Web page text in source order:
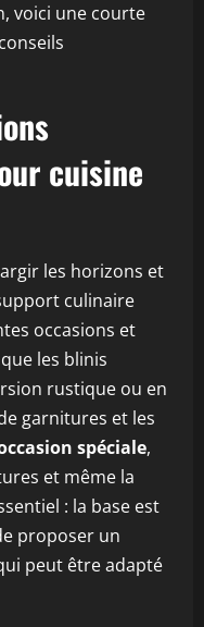
voici une courte
cuisine
les horizons et
culinaire
occasions et
les blinis
rustique ou en
garnitures et les
spéciale,
et même la
: la base est
proposer un
peut être adapté